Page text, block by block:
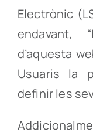
Electrònic
endavant, “
d’aquesta
Usuaris la
definir les